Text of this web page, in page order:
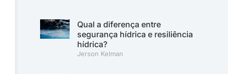
Qual a diferença entre
segurança hídrica e resiliência
hídrica?
Jerson Kelman